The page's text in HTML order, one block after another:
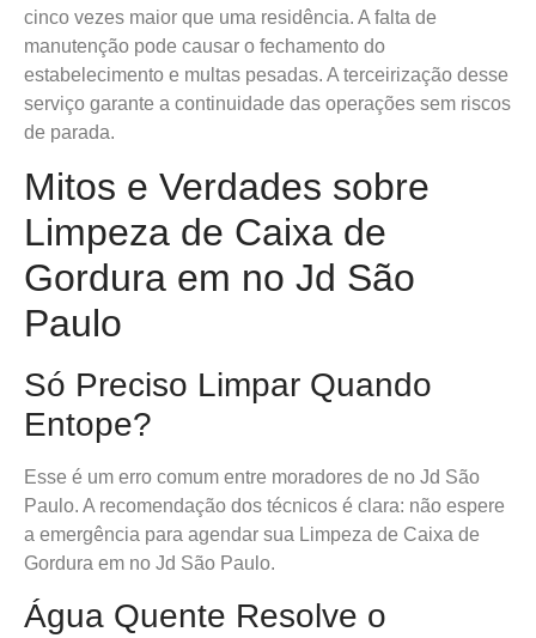
cinco vezes maior que uma residência. A falta de
manutenção pode causar o fechamento do
estabelecimento e multas pesadas. A terceirização desse
serviço garante a continuidade das operações sem riscos
de parada.
Mitos e Verdades sobre
Limpeza de Caixa de
Gordura em no Jd São
Paulo
Só Preciso Limpar Quando
Entope?
Esse é um erro comum entre moradores de no Jd São
Paulo. A recomendação dos técnicos é clara: não espere
a emergência para agendar sua Limpeza de Caixa de
Gordura em no Jd São Paulo.
Água Quente Resolve o